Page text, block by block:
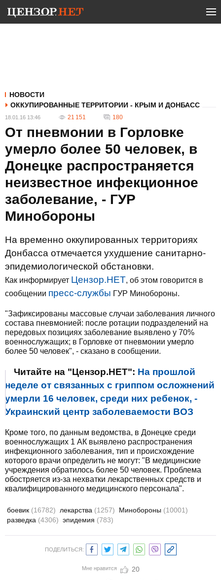
НОВОСТИ
ОККУПИРОВАННЫЕ ТЕРРИТОРИИ - КРЫМ И ДОНБАСС
18.01.16 13:46 21 151 180
От пневмонии в Горловке
умерло более 50 человек, в
Донецке распространяется
неизвестное инфекционное
заболевание, - ГУР
Минобороны
На временно оккупированных территориях
Донбасса отмечается ухудшение санитарно-
эпидемиологической обстановки.
Как информирует Цензор.НЕТ, об этом говорится в
сообщении пресс-службы ГУР Минобороны.
"Зафиксированы массовые случаи заболевания личного
состава пневмонией: после ротации подразделений на
передовых позициях заболевание выявлено у 70%
военнослужащих; в Горловке от пневмонии умерло
более 50 человек", - сказано в сообщении.
Читайте на "Цензор.НЕТ": На прошлой
неделе от связанных с гриппом осложнений
умерли 16 человек, среди них ребенок, -
Украинский центр заболеваемости ВОЗ
Кроме того, по данным ведомства, в Донецке среди
военнослужащих 1 АК выявлено распространения
инфекционного заболевания, тип и происхождение
которого врачи определить не могут: "В медицинские
учреждения обратилось более 50 человек. Проблема
обостряется из-за нехватки лекарственных средств и
квалифицированного медицинского персонала".
боевик (16782) лекарства (1257) Минобороны (10001)
разведка (4306) эпидемия (783)
ПОДЕЛИТЬСЯ:
Мне нравится 20